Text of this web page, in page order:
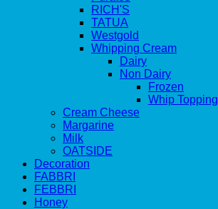
RICH'S
TATUA
Westgold
Whipping Cream
Dairy
Non Dairy
Frozen
Whip Topping
Cream Cheese
Margarine
Milk
OATSIDE
Decoration
FABBRI
FEBBRI
Honey